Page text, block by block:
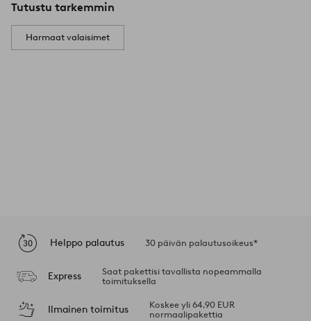
Tutustu tarkemmin
Harmaat valaisimet
Helppo palautus 30 päivän palautusoikeus*
Express
Saat pakettisi tavallista nopeammalla
toimituksella
Ilmainen toimitus
Koskee yli 64,90 EUR
normaalipakettia